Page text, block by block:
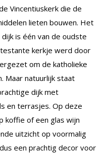
Vincentiuskerk die de
lieten bouwen. Het
is één van de oudste
kerkje werd door
om de katholieke
Maar natuurlijk staat
dijk met
en terrasjes. Op deze
koffie of een glas wijn
uitzicht op voormalig
een prachtig decor voor